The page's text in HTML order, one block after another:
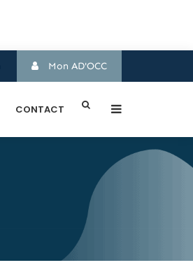
Mon AD'OCC
CONTACT